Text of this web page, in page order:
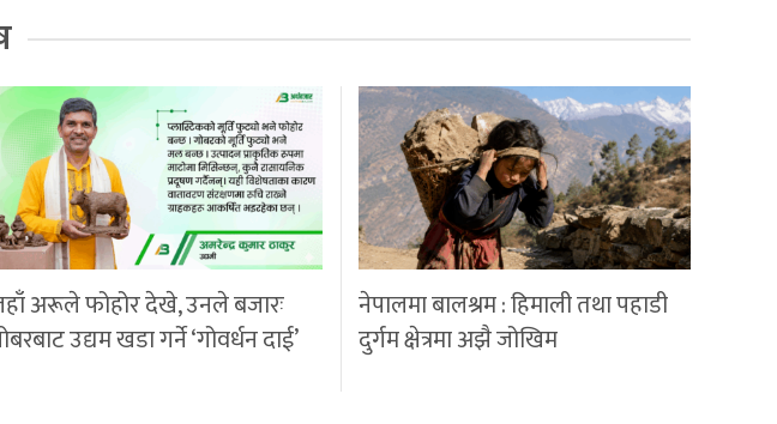
अरूले फोहोर देखे, उनले बजारः
उद्यम खडा गर्ने ‘गोवर्धन दाई’
नेपालमा बालश्रम : हिमाली तथा पहाडी
दुर्गम क्षेत्रमा अझै जोखिम